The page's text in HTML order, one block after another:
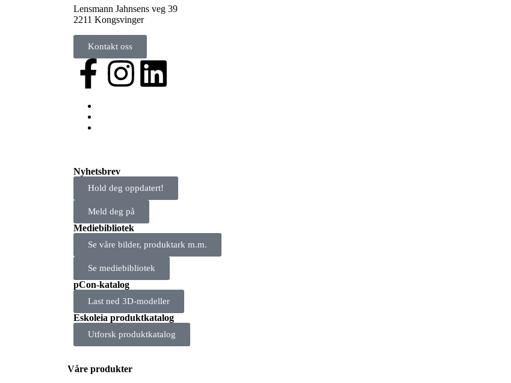
Lensmann Jahnsens veg 39
2211 Kongsvinger
Kontakt oss
Nyhetsbrev
Hold deg oppdatert!
Meld deg på
Mediebibliotek
Se våre bilder, produktark m.m.
Se mediebibliotek
pCon-katalog
Last ned 3D-modeller
Eskoleia produktkatalog
Utforsk produktkatalog
Våre produkter